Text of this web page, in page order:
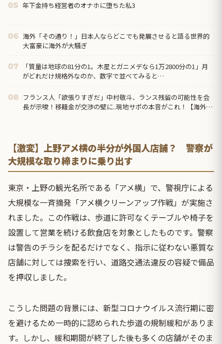
05 年下金持ち経営者のオナホに堕ちた私3
06 海外「その通り！」日本人ならどこでも発展させると語る世界的
大富豪に海外が大騒ぎ
07
「質量は地球の81分の1。木星とガニメデなら1万2800分の1」月
がどれだけ規格外なのか、数字で並べてみると…
08 フランス人「欲張りすぎだ」中村敬斗、ランス残留の可能性を会
長が示唆！移籍金が交渉の壁に..現地サポの本音がこれ！【海外の
【激変】上野アメ横の半分が外国人店舗？ 警察が
大規模な取り締まりに乗り出す
東京・上野の観光名所である「アメ横」で、警視庁による
大規模な一斉摘発「アメ横クリーンアップ作戦」が実施さ
れました。この作戦は、歩道に許可なくテーブルや椅子を
設置して営業を続ける飲食店を対象としたものです。警察
は警告のチラシを配るだけでなく、指示に従わない悪質な
店舗に対しては捜索を行い、道路交通法違反の容疑で備品
を押収しました。
こうした問題の背景には、新型コロナウイルス流行期に密
を避けるため一時的に認められた歩道の規制緩和がありま
す。しかし、緩和期間が終了した後も多くの店舗がそのま